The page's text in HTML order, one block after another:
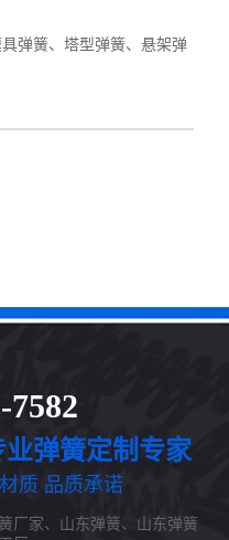
弹簧、塔型弹簧、悬架弹
7582
弹簧定制专家
质 品质承诺
厂家、山东弹簧、山东弹簧